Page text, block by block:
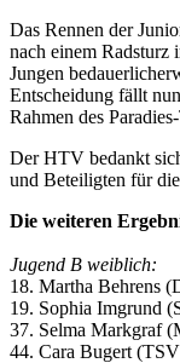
Das Rennen der
nach einem Radsturz
Jungen
Entscheidung fällt
Rahmen des
Der HTV bedankt
und Beteiligten für
Die weiteren
Jugend B weiblich:
18. Martha Behrens
19. Sophia Imgrund
37. Selma Markgraf
44. Cara Bugert